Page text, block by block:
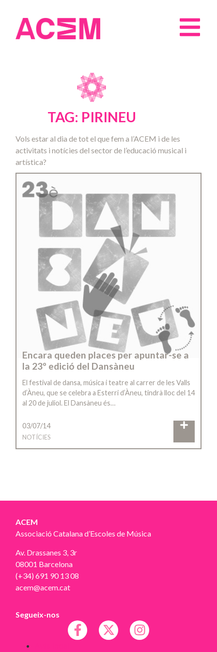
TAG: PIRINEU
Vols estar al dia de tot el que fem a l’ACEM i de les
activitats i notícies del sector de l’educació musical i
artística?
Encara queden places per apuntar-se a
la 23º edició del Dansàneu
El festival de dansa, música i teatre al carrer de les Valls
d’Àneu, que se celebra a Esterri d’Àneu, tindrà lloc del 14
al 20 de juliol. El Dansàneu és…
03/07/14
NOTÍCIES
ACEM
Associació Catalana d’Escoles de Música
Av. Drassanes 3, 3r
08001 Barcelona
(+34) 691 90 13 08
acem@acem.cat
Segueix-nos